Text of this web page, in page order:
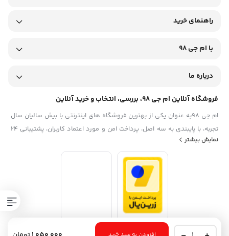
صندلی
راهنمای خرید
با ام جی 98
درباره ما
فروشگاه آنلاین ام جی 98، بررسی، انتخاب و خرید آنلاین
ام جی 98به عنوان یکی از بهترین فروشگاه های اینترنتی با بیش سالیان سال
تجربه، با پایبندی به سه اصل، پرداخت امن و مورد اعتماد کاربران، پشتیبانی 24
ساعته و تضمین اصل‌بودن کالا موفق شده تا همگام با فروشگاه‌های معتبر
ایران، به یکی از بهترین فروشگاه اینترنتی ایران تبدیل شود. به محض ورود به
سایت ام جی 98 با دنیایی از کالا رو به رو می‌شوید! هر آنچه که نیاز دارید و به
ذهن شما خطور می‌کند در اینجا پیدا خواهید کرد.تشکر از همراهی و اعتماد
نمایش بیشتر